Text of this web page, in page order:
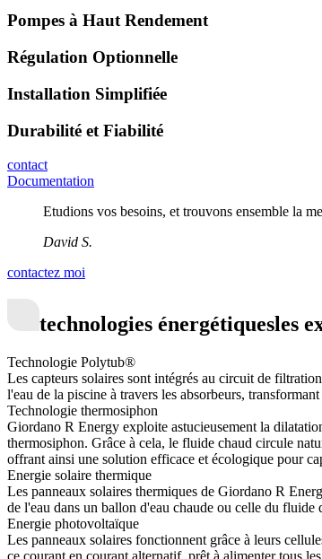
Pompes à Haut Rendement
Régulation Optionnelle
Installation Simplifiée
Durabilité et Fiabilité
contact
Documentation
Etudions vos besoins, et trouvons ensemble la
David S.
contactez moi
technologies énergétiquesles
Technologie Polytub®
Les capteurs solaires sont intégrés au circuit de
l'eau de la piscine à travers les absorbeurs,
Technologie thermosiphon
Giordano R Energy exploite astucieusement la
thermosiphon. Grâce à cela, le fluide chaud circule
offrant ainsi une solution efficace et écologique pour
Energie solaire thermique
Les panneaux solaires thermiques de Giordano R
de l'eau dans un ballon d'eau chaude ou celle du
Energie photovoltaïque
Les panneaux solaires fonctionnent grâce à leurs